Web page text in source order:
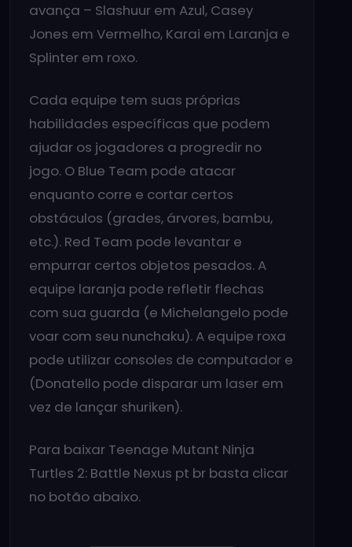
avança – Slashuur em Azul, Casey
Jones em Vermelho, Karai em Laranja e
Splinter em roxo.
Cada equipe tem suas próprias
habilidades específicas que podem
ajudar os jogadores a progredir no
jogo. O Blue Team pode atacar
enquanto corre e cortar certos
obstáculos (grades, árvores, bambu,
etc.). Red Team pode levantar e
empurrar certos objetos pesados. A
equipe laranja pode refletir flechas
com sua guarda (e Michelangelo pode
voar com seu nunchaku). A equipe roxa
pode utilizar consoles de computador e
(Donatello pode disparar um laser em
vez de lançar shuriken).
Para baixar Teenage Mutant Ninja
Turtles 2: Battle Nexus pt br basta clicar
no botão abaixo.